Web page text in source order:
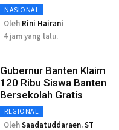
NASIONAL
Oleh Rini Hairani
4 jam yang lalu.
Gubernur Banten Klaim
120 Ribu Siswa Banten
Bersekolah Gratis
REGIONAL
OlehSaadatuddaraen. ST